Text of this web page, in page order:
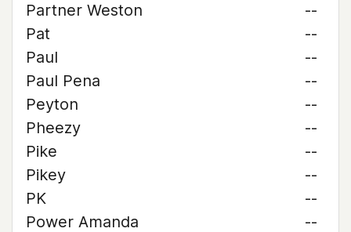
Partner Weston
--
Pat
--
Paul
--
Paul Pena
--
Peyton
--
Pheezy
--
Pike
--
Pikey
--
PK
--
Power Amanda
--